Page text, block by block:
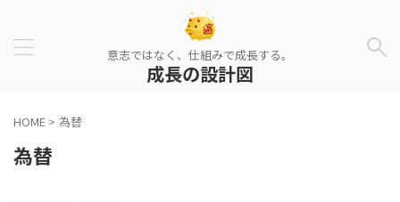
意志ではなく、仕組みで成長する。
成長の設計図
HOME > 為替
為替